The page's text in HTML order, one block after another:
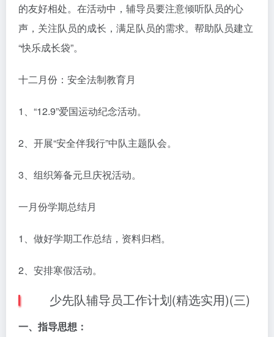
的友好相处。在活动中，辅导员要注意倾听队员的心
声，关注队员的成长，满足队员的需求。帮助队员建立
“快乐成长袋”。
十二月份：安全法制教育月
1、“12.9”爱国运动纪念活动。
2、开展“安全伴我行”中队主题队会。
3、组织筹备元旦庆祝活动。
一月份学期总结月
1、做好学期工作总结，资料归档。
2、安排寒假活动。
少先队辅导员工作计划(精选实用)(三)
一、指导思想：